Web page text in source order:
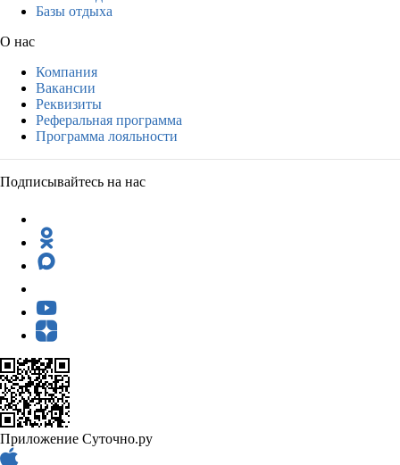
Базы отдыха
О нас
Компания
Вакансии
Реквизиты
Реферальная программа
Программа лояльности
Подписывайтесь на нас
Приложение Суточно.ру